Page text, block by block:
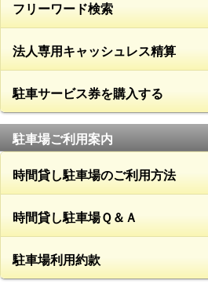
フリーワード検索
法人専用キャッシュレス精算
駐車サービス券を購入する
駐車場ご利用案内
時間貸し駐車場のご利用方法
時間貸し駐車場Ｑ＆Ａ
駐車場利用約款